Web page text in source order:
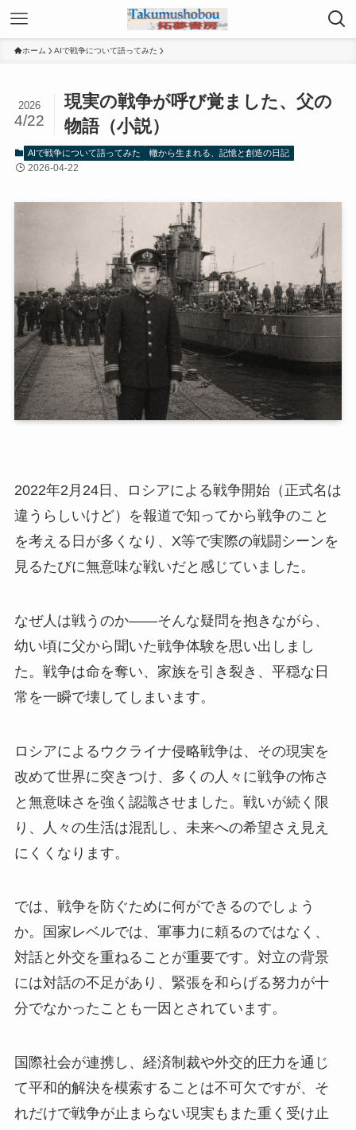
ホーム AIで戦争について語ってみた
現実の戦争が呼び覚ました、父の
物語（小説）
2026
4/22
AIで戦争について語ってみた 轍から生まれる、記憶と創造の日記
2026-04-22
2022年2月24日、ロシアによる戦争開始（正式名は
違うらしいけど）を報道で知ってから戦争のこと
を考える日が多くなり、X等で実際の戦闘シーンを
見るたびに無意味な戦いだと感じていました。
なぜ人は戦うのか――そんな疑問を抱きながら、
幼い頃に父から聞いた戦争体験を思い出しまし
た。戦争は命を奪い、家族を引き裂き、平穏な日
常を一瞬で壊してしまいます。
ロシアによるウクライナ侵略戦争は、その現実を
改めて世界に突きつけ、多くの人々に戦争の怖さ
と無意味さを強く認識させました。戦いが続く限
り、人々の生活は混乱し、未来への希望さえ見え
にくくなります。
では、戦争を防ぐために何ができるのでしょう
か。国家レベルでは、軍事力に頼るのではなく、
対話と外交を重ねることが重要です。対立の背景
には対話の不足があり、緊張を和らげる努力が十
分でなかったことも一因とされています。
国際社会が連携し、経済制裁や外交的圧力を通じ
て平和的解決を模索することは不可欠ですが、そ
れだけで戦争が止まらない現実もまた重く受け止